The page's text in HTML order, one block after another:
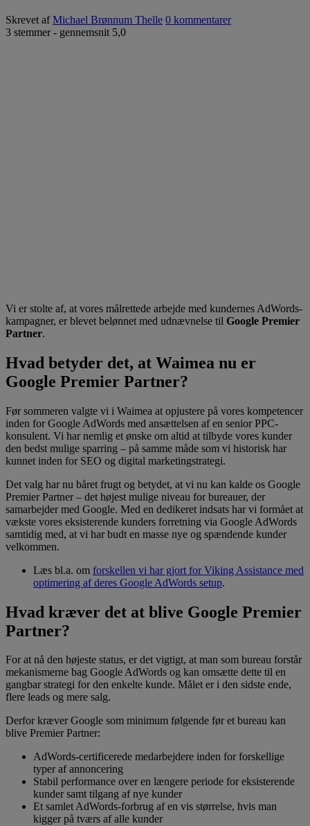
Skrevet afMichael Brønnum Thelle 0 kommentarer
3 stemmer - gennemsnit 5,0
Vi er stolte af, at vores målrettede arbejde med kundernes AdWords-
kampagner, er blevet belønnet med udnævnelse til Google Premier
Partner.
Hvad betyder det, at Waimea nu er
Google Premier Partner?
Før sommeren valgte vi i Waimea at opjustere på vores kompetencer
inden for Google AdWords med ansættelsen af en senior PPC-
konsulent. Vi har nemlig et ønske om altid at tilbyde vores kunder
den bedst mulige sparring – på samme måde som vi historisk har
kunnet inden for SEO og digital marketingstrategi.
Det valg har nu båret frugt og betydet, at vi nu kan kalde os Google
Premier Partner – det højest mulige niveau for bureauer, der
samarbejder med Google. Med en dedikeret indsats har vi formået at
vækste vores eksisterende kunders forretning via Google AdWords
samtidig med, at vi har budt en masse nye og spændende kunder
velkommen.
Læs bl.a. om forskellen vi har gjort for Viking Assistance med
optimering af deres Google AdWords setup.
Hvad kræver det at blive Google Premier
Partner?
For at nå den højeste status, er det vigtigt, at man som bureau forstår
mekanismerne bag Google AdWords og kan omsætte dette til en
gangbar strategi for den enkelte kunde. Målet er i den sidste ende,
flere leads og mere salg.
Derfor kræver Google som minimum følgende før et bureau kan
blive Premier Partner:
AdWords-certificerede medarbejdere inden for forskellige
typer af annoncering
Stabil performance over en længere periode for eksisterende
kunder samt tilgang af nye kunder
Et samlet AdWords-forbrug af en vis størrelse, hvis man
kigger på tværs af alle kunder